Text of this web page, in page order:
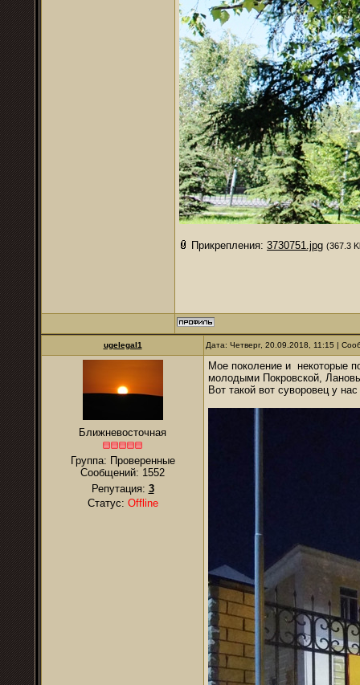
Прикрепления: 3730751.jpg (367.3
ugelegal1 Дата: Четверг, 20.09.2018, 11:15 |
Ближневосточная
Группа: Проверенные
Сообщений: 1552
Репутация: 3
Статус: Offline
Мое поколение и
молодыми Покровской,
Вот такой вот суворовец у